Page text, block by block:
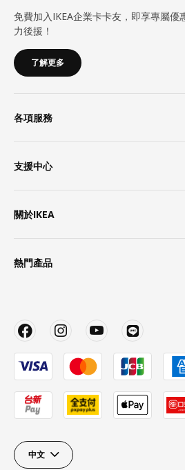
免費加入IKEA企業卡卡友，即享專屬優
力後援！
了解更多
各項服務
支援中心
關於IKEA
熱門產品
中文